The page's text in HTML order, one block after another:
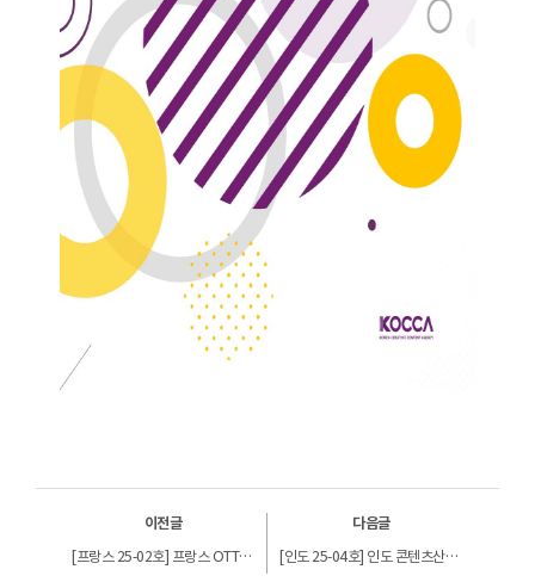
이전글
[프랑스 25-02호] 프랑스 OTT 산업 현황과 이슈
다음글
[인도 25-04호] 인도 콘텐츠산업 동향